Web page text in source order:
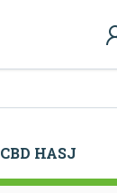
CBD HASJ
CBD HASJ